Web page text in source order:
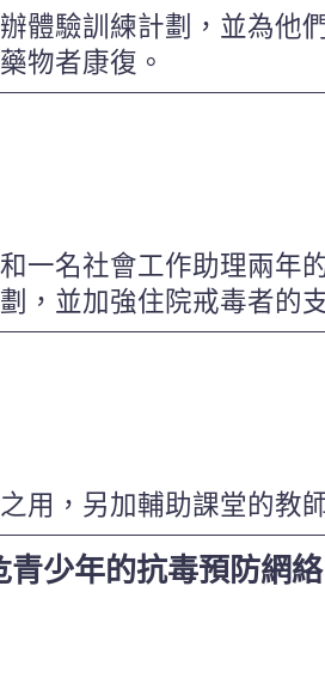
體驗訓練計劃，並為他
物者康復。
一名社會工作助理兩年
，並加強住院戒毒者的
用，另加輔助課堂的教
少年的抗毒預防網絡